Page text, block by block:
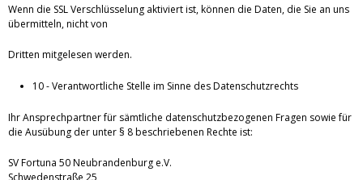
Wenn die SSL Verschlüsselung aktiviert ist, können die Daten, die Sie an uns
übermitteln, nicht von
Dritten mitgelesen werden.
10 - Verantwortliche Stelle im Sinne des Datenschutzrechts
Ihr Ansprechpartner für sämtliche datenschutzbezogenen Fragen sowie für
die Ausübung der unter § 8 beschriebenen Rechte ist:
SV Fortuna 50 Neubrandenburg e.V.